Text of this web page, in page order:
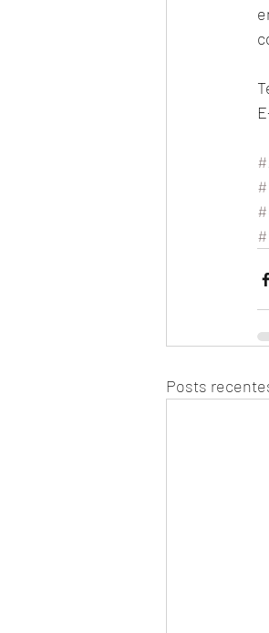
Posts